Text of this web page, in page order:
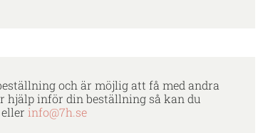
och är möjlig att få med andra
hjälp inför din beställning så kan du
eller info@7h.se